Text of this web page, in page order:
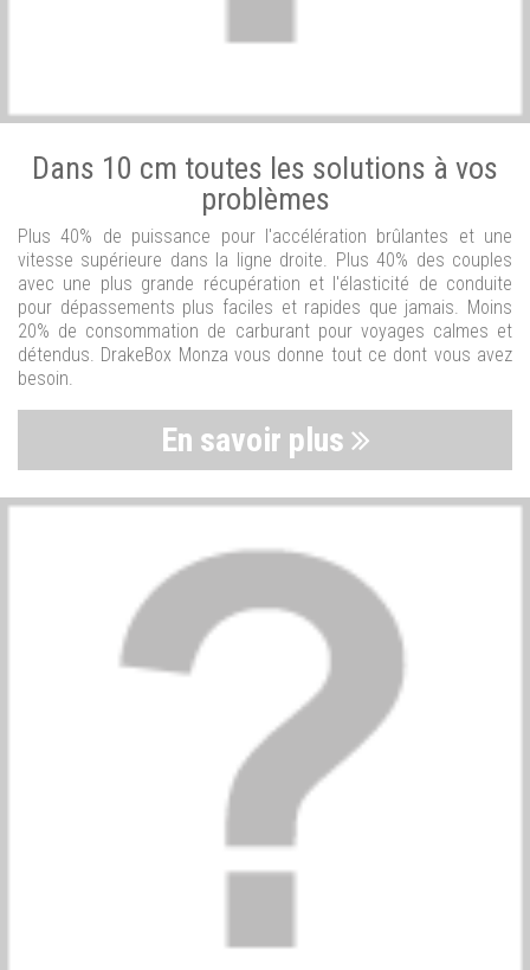
Dans 10 cm toutes les solutions à vos
problèmes
Plus 40% de puissance pour l'accélération brûlantes et une
vitesse supérieure dans la ligne droite. Plus 40% des couples
avec une plus grande récupération et l'élasticité de conduite
pour dépassements plus faciles et rapides que jamais. Moins
20% de consommation de carburant pour voyages calmes et
détendus. DrakeBox Monza vous donne tout ce dont vous avez
besoin.
En savoir plus